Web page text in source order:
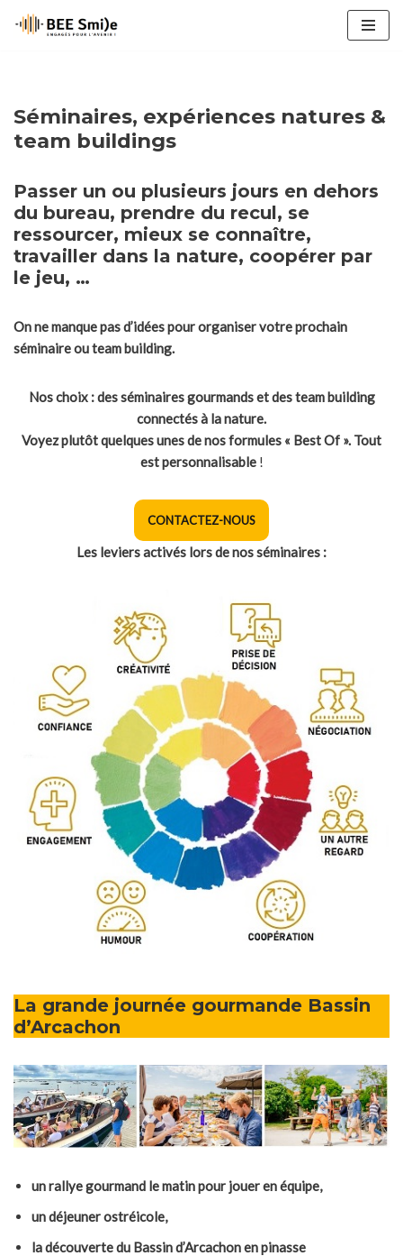
Séminaires, expériences natures &
team buildings
Passer un ou plusieurs jours en dehors
du bureau, prendre du recul, se
ressourcer, mieux se connaître,
travailler dans la nature, coopérer par
le jeu, …
On ne manque pas d’idées pour organiser votre prochain
séminaire ou team building.
Nos choix : des séminaires gourmands et des team building
connectés à la nature.
Voyez plutôt quelques unes de nos formules « Best Of ». Tout
est personnalisable!
CONTACTEZ-NOUS
Les leviers activés lors de nos séminaires :
La grande journée gourmande Bassin
d’Arcachon
un rallye gourmand le matin pour jouer en équipe,
un déjeuner ostréicole,
la découverte du Bassin d’Arcachon en pinasse